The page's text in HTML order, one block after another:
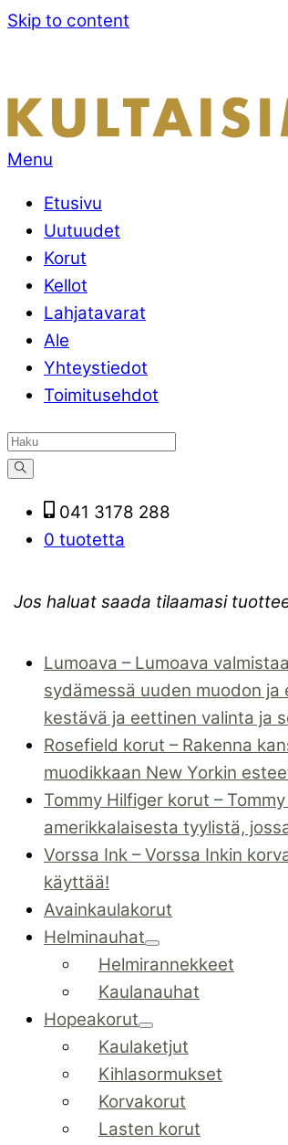
Skip to content
Menu
Etusivu
Uutuudet
Korut
Kellot
Lahjatavarat
Ale
Yhteystiedot
Toimitusehdot
041 3178 288
0 tuotetta
Jos haluat saada tilaamasi
Lumoava – Lumoava
sydämessä uuden muodon
kestävä ja eettinen valinta ja
Rosefield korut – Rakenna
muodikkaan New Yorkin
Tommy Hilfiger korut –
amerikkalaisesta tyylistä,
Vorssa Ink –Vorssa Inkin
käyttää!
Avainkaulakorut
Helminauhat
Helmirannekkeet
Kaulanauhat
Hopeakorut
Kaulaketjut
Kihlasormukset
Korvakorut
Lasten korut